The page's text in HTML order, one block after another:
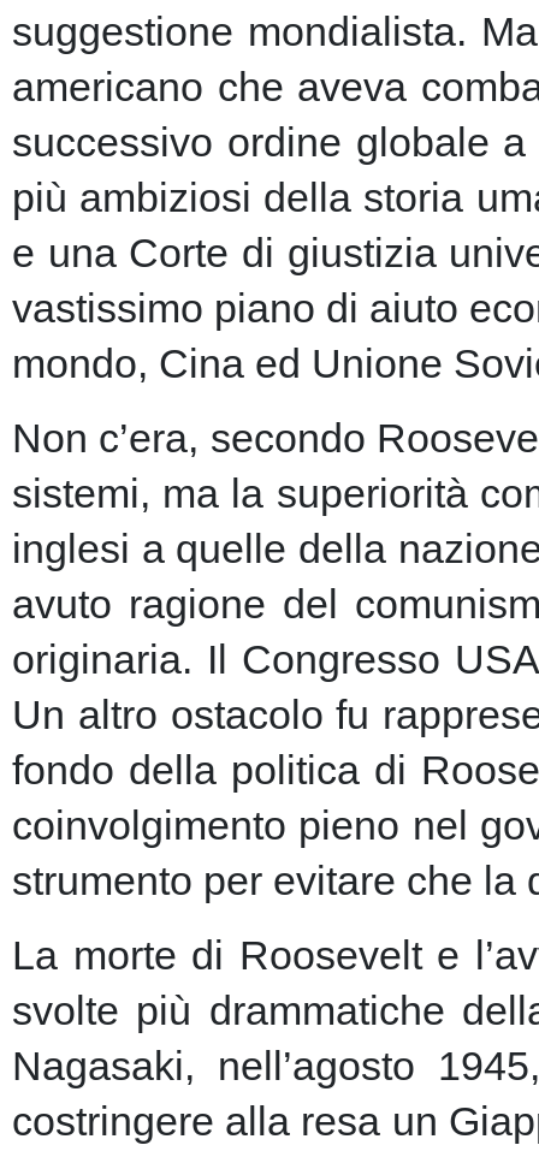
suggestione mondialista.
americano che aveva
successivo ordine globale
più ambiziosi della storia
e una Corte di giustizia
vastissimo piano di aiuto
mondo, Cina ed Unione
Non c’era, secondo
sistemi, ma la superiorità
inglesi a quelle della
avuto ragione del
originaria. Il Congresso
Un altro ostacolo fu
fondo della politica di
coinvolgimento pieno nel
strumento per evitare che
La morte di Roosevelt e
svolte più drammatiche
Nagasaki, nell’agosto
costringere alla resa un